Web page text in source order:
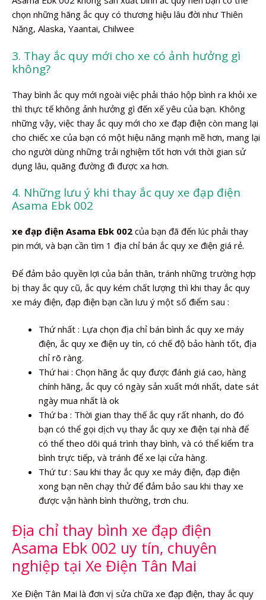
chọn những hãng ắc quy có thương hiệu lâu đời như Thiên
Năng, Alaska, Yaantai, Chilwee
3. Thay ắc quy mới cho xe có ảnh hưởng gì
không?
Thay bình ắc quy mới ngoài việc phải tháo hộp bình ra khỏi xe
thì thực tế không ảnh hưởng gì đến xế yêu của bạn. Không
những vậy, việc thay ắc quy mới cho xe đạp điện còn mang lại
cho chiếc xe của bạn có một hiệu năng mạnh mẽ hơn, mang lại
cho người dùng những trải nghiệm tốt hơn với thời gian sử
dụng lâu, quãng đường đi được xa hơn.
4. Những lưu ý khi thay ắc quy xe đạp điện
Asama Ebk 002
xe đạp điện Asama Ebk 002 của bạn đã đến lúc phải thay
pin mới, và bạn cần tìm 1 địa chỉ bán ắc quy xe điện giá rẻ.
Để đảm bảo quyền lợi của bản thân, tránh những trường hợp
bị thay ắc quy cũ, ắc quy kém chất lượng thì khi thay ắc quy
xe máy điện, đạp điện bạn cần lưu ý một số điểm sau :
Thứ nhất : Lựa chọn địa chỉ bán bình ắc quy xe máy
điện, ắc quy xe điện uy tín, có chế độ bảo hành tốt, địa
chỉ rõ ràng.
Thứ hai : Chọn hãng ắc quy được đánh giá cao, hàng
chính hãng, ắc quy có ngày sản xuất mới nhất, date sát
ngày mua nhất là ok
Thứ ba : Thời gian thay thế ắc quy rất nhanh, do đó
bạn có thể gọi dịch vụ thay ắc quy xe điện tại nhà để
có thể theo dõi quá trình thay bình, và có thể kiểm tra
bình trực tiếp, và tránh để xe lại cửa hàng.
Thứ tư : Sau khi thay ắc quy xe máy điện, đạp điện
xong bạn nên chạy thử để đảm bảo sau khi thay xe
được vận hành bình thường, trơn chu.
Địa chỉ thay bình xe đạp điện
Asama Ebk 002 uy tín, chuyên
nghiệp tại Xe Điện Tân Mai
Xe Điện Tân Mai là đơn vị sửa chữa xe đạp điện, thay ắc quy